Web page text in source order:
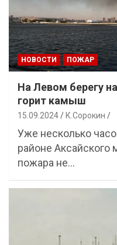
НОВОСТИ ПОЖАР
На Левом берегу
горит камыш
15.09.2024 К.Сорокин
Уже несколько
районе
пожара не…